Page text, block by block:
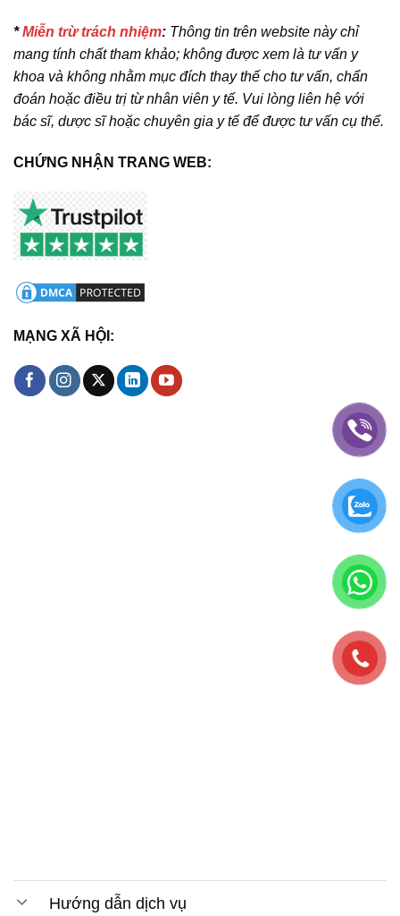
*Miễn trừ trách nhiệm: Thông tin trên website này chỉ
mang tính chất tham khảo; không được xem là tư vấn y
khoa và không nhằm mục đích thay thế cho tư vấn, chẩn
đoán hoặc điều trị từ nhân viên y tế. Vui lòng liên hệ với
bác sĩ, dược sĩ hoặc chuyên gia y tế để được tư vấn cụ thể.
CHỨNG NHẬN TRANG WEB:
MẠNG XÃ HỘI:
Hướng dẫn dịch vụ